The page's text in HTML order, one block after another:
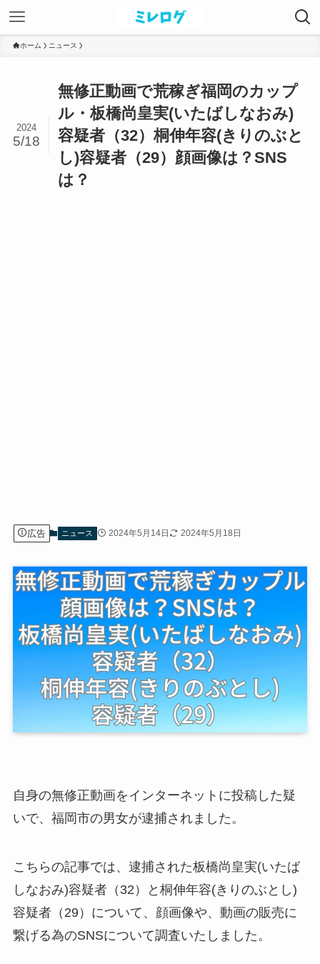
ホーム ニュース
無修正動画で荒稼ぎ福岡のカップ
ル・板橋尚皇実(いたばしなおみ)
容疑者（32）桐伸年容(きりのぶと
し)容疑者（29）顔画像は？SNS
は？
2024
5/18
広告 ニュース 2024年5月14日 2024年5月18日
自身の無修正動画をインターネットに投稿した疑
いで、福岡市の男女が逮捕されました。
こちらの記事では、逮捕された板橋尚皇実(いたば
しなおみ)容疑者（32）と桐伸年容(きりのぶとし)
容疑者（29）について、顔画像や、動画の販売に
繋げる為のSNSについて調査いたしました。